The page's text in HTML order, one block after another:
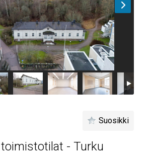
Suosikki
- Turku